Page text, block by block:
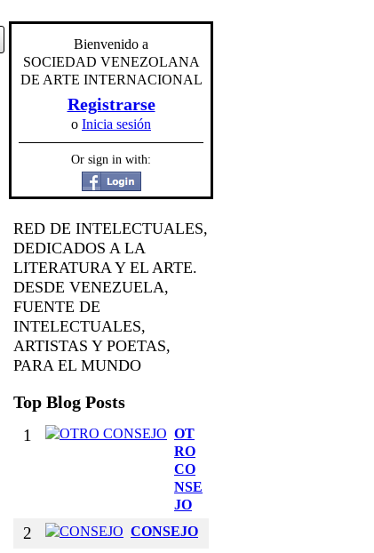
Bienvenido a
SOCIEDAD VENEZOLANA
DE ARTE INTERNACIONAL
Registrarse
o Inicia sesión
Or sign in with:
RED DE INTELECTUALES,
DEDICADOS A LA
LITERATURA Y EL ARTE.
DESDE VENEZUELA,
FUENTE DE
INTELECTUALES,
ARTISTAS Y POETAS,
PARA EL MUNDO
Top Blog Posts
1
OT
RO
CO
NSE
JO
2 CONSEJO